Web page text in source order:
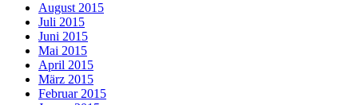
August 2015
Juli 2015
Juni 2015
Mai 2015
April 2015
März 2015
Februar 2015